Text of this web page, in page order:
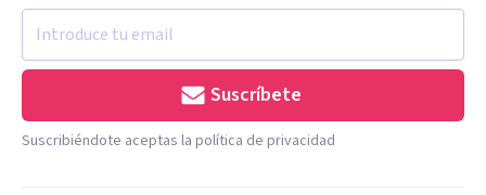
Suscríbete
Suscribiéndote aceptas la política de privacidad